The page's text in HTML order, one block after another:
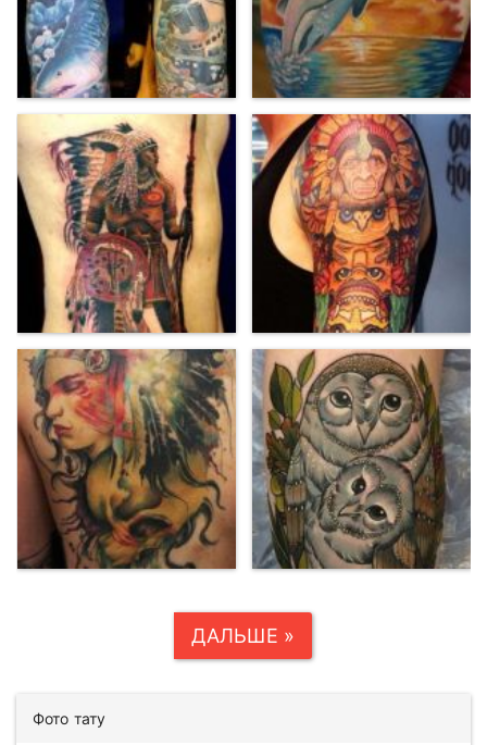
ДАЛЬШЕ »
Фото тату